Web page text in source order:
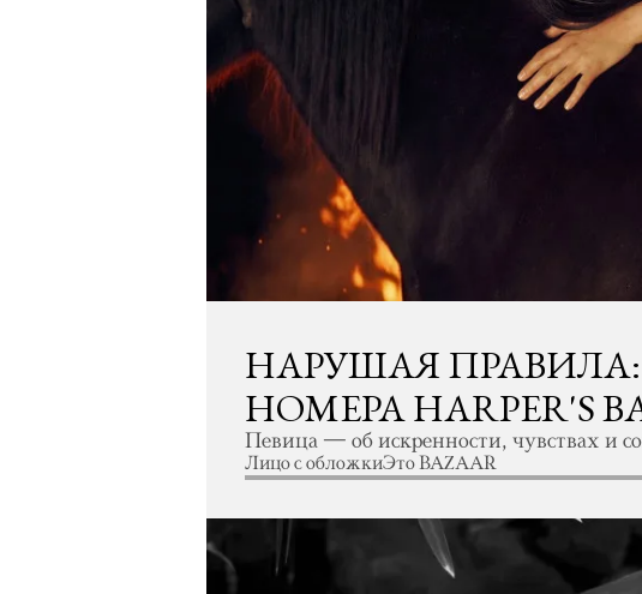
НАРУШАЯ ПРАВИЛА:
НОМЕРА HARPER'S
Певица — об искренности, чувствах и
Это BAZAAR
Лицо с обложки